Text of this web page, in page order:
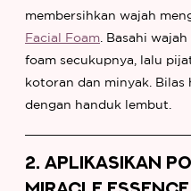
membersihkan wajah
Facial Foam . Basahi
foam secukupnya, lalu
kotoran dan minyak.
dengan handuk lembut.
2. APLIKASIKAN